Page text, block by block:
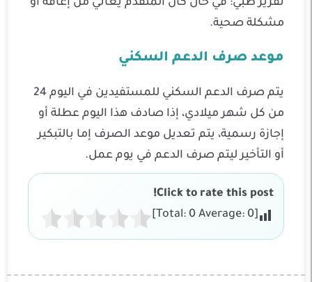
تقرير طبي: في حال كان المتقدم يعاني من إعاقة أو
مشكلة صحية.
موعد صرف الدعم السكني
يتم صرف الدعم السكني للمستفيدين في اليوم 24
من كل شهر ميلادي، إذا صادف هذا اليوم عطلة أو
إجازة رسمية، يتم تعديل موعد الصرف إما بالتبكير
أو التأخير ليتم صرف الدعم في يوم عمل.
Click to rate this post!
[Total:
0Average: 0
]